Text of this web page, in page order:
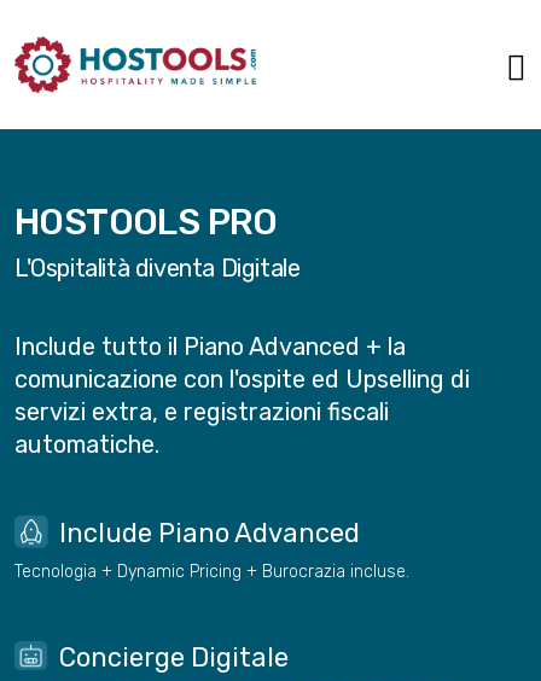
HOSTOOLS PRO
L'Ospitalità diventa Digitale
Include tutto il Piano Advanced + la
comunicazione con l'ospite ed Upselling di
servizi extra, e registrazioni fiscali
automatiche.
Include Piano Advanced
Tecnologia + Dynamic Pricing + Burocrazia incluse.
Concierge Digitale